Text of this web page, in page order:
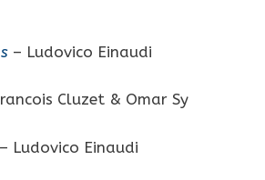
– Ludovico Einaudi
Cluzet & Omar Sy
– Ludovico Einaudi